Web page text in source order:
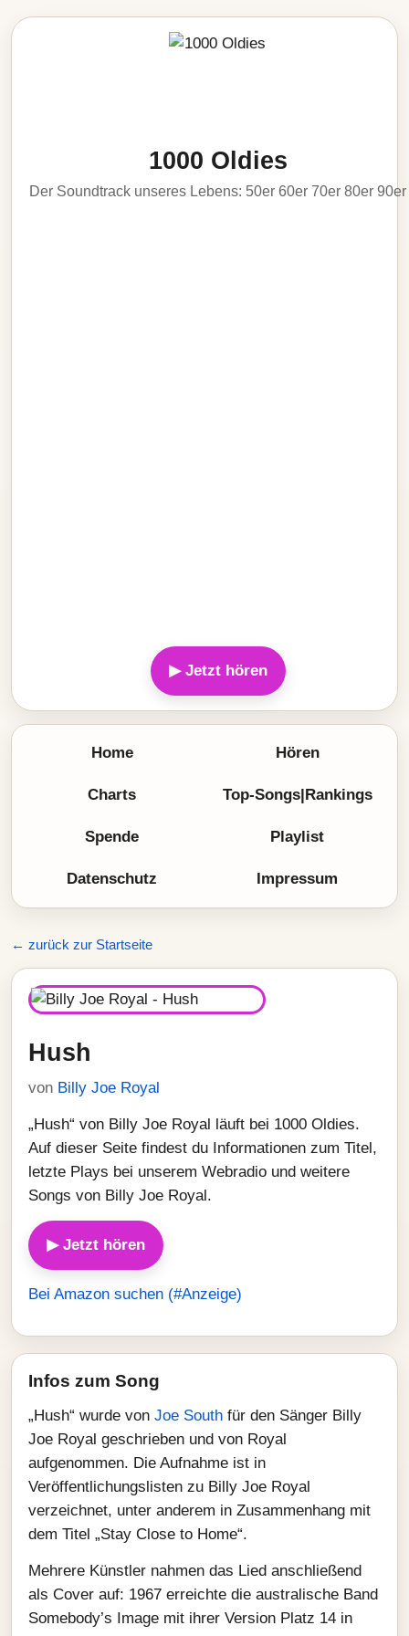
1000 Oldies
Der Soundtrack unseres Lebens: 50er 60er 70er 80er 90er
▶ Jetzt hören
Home Hören
Charts Top-Songs|Rankings
Spende Playlist
Datenschutz Impressum
← zurück zur Startseite
Hush
von Billy Joe Royal
„Hush“ von Billy Joe Royal läuft bei 1000 Oldies.
Auf dieser Seite findest du Informationen zum Titel,
letzte Plays bei unserem Webradio und weitere
Songs von Billy Joe Royal.
▶ Jetzt hören
Bei Amazon suchen (#Anzeige)
Infos zum Song
„Hush“ wurde von Joe South für den Sänger Billy
Joe Royal geschrieben und von Royal
aufgenommen. Die Aufnahme ist in
Veröffentlichungslisten zu Billy Joe Royal
verzeichnet, unter anderem in Zusammenhang mit
dem Titel „Stay Close to Home“.
Mehrere Künstler nahmen das Lied anschließend
als Cover auf: 1967 erreichte die australische Band
Somebody’s Image mit ihrer Version Platz 14 in